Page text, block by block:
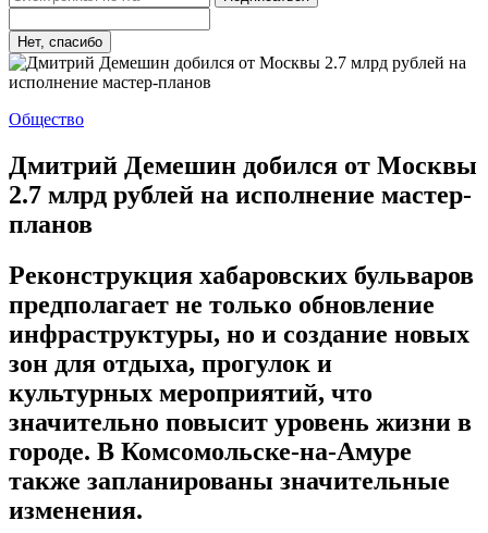
Нет, спасибо
Общество
Дмитрий Демешин добился от Москвы
2.7 млрд рублей на исполнение мастер-
планов
Реконструкция хабаровских бульваров
предполагает не только обновление
инфраструктуры, но и создание новых
зон для отдыха, прогулок и
культурных мероприятий, что
значительно повысит уровень жизни в
городе. В Комсомольске-на-Амуре
также запланированы значительные
изменения.